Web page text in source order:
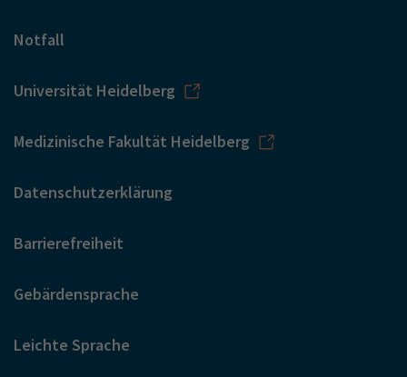
Notfall
Universität Heidelberg
Medizinische Fakultät Heidelberg
Datenschutzerklärung
Barrierefreiheit
Gebärdensprache
Leichte Sprache